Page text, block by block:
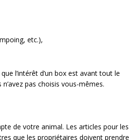
etc.),
l’intérêt d’un box est avant tout le
pas choisis vous-mêmes.
de votre animal. Les articles pour les
que les propriétaires doivent prendre